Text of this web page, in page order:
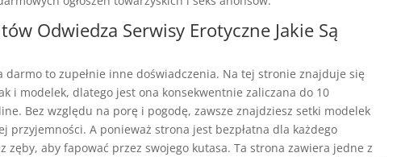
Odwiedza Serwisy Erotyczne Jakie Są
darmo to zupełnie inne doświadczenia. Na tej stronie znajduje się
i modelek, dlatego jest ona konsekwentnie zaliczana do 10
Bez względu na porę i pogodę, zawsze znajdziesz setki modelek
przyjemności. A ponieważ strona jest bezpłatna dla każdego
zęby, aby fapować przez swojego kutasa. Ta strona zawiera jedne z